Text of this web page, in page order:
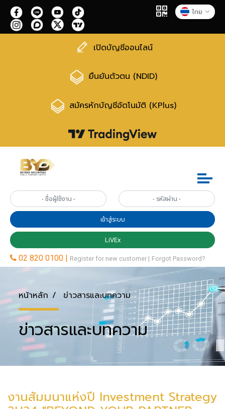
ไทย
เปิดบัญชีออนไลน์
ยืนยันตัวตน (NDID)
สมัครหักบัญชีอัตโนมัติ (KPlus)
หน้าหลัก ข่าวสารและบทความ
ข่าวสารและบทความ
งานสัมมนาแห่งปี Investment Strategy